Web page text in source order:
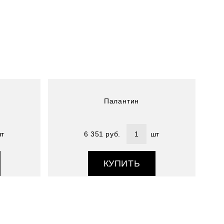
Палантин
6 351 руб. шт
КУПИТЬ